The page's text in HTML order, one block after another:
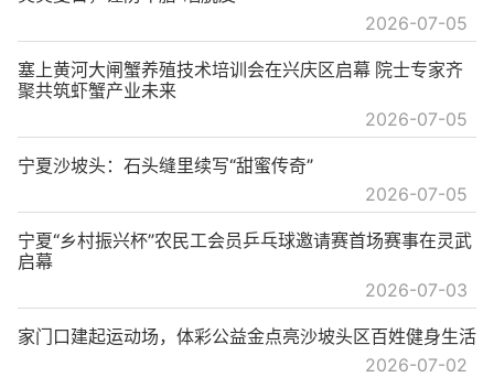
2026-07-05
2026-07-05
塞上黄河大闸蟹养殖技术培训会在兴庆区启幕 院士专家齐
聚共筑虾蟹产业未来
2026-07-05
宁夏沙坡头：石头缝里续写“甜蜜传奇”
2026-07-03
宁夏“乡村振兴杯”农民工会员乒乓球邀请赛首场赛事在灵武
启幕
2026-07-02
家门口建起运动场，体彩公益金点亮沙坡头区百姓健身生活